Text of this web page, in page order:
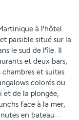
à l'hôtel
paisible situé sur la
le sud de l'île. Il
et deux bars,
et suites
colorés ou
et de la plongée,
face à la mer,
en bateau...